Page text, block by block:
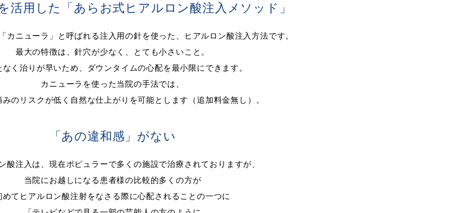
活用した「あらお式ヒアルロン酸注入メソッド」
カニューラ」と呼ばれる注入用の針を使った、ヒアルロン酸注入方法です。
最大の特徴は、針穴が少なく、とても小さいこと。
なく治りが早いため、ダウンタイムの心配を最小限にできます。
カニューラを使った当院の手法では、
のリスクが低く自然な仕上がりを可能とします（追加料金無し）。
「あの違和感」がない
酸注入は、現在ポピュラーで多くの施設で治療されておりますが、
当院にお越しになる患者様の比較的多くの方が
めてヒアルロン酸注射をなさる際に心配されることの一つに